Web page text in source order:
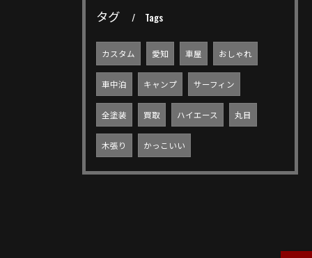
タグ Tags
カスタム 愛知 車屋 おしゃれ
車中泊 キャンプ サーフィン
全塗装 買取 ハイエース 丸目
木張り かっこいい